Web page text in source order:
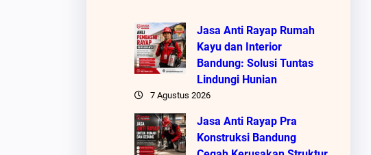
Jasa Anti Rayap Rumah
Kayu dan Interior
Bandung: Solusi Tuntas
Lindungi Hunian
7 Agustus 2026
Jasa Anti Rayap Pra
Konstruksi Bandung